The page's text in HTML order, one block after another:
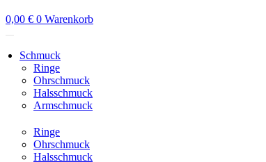
0,00 € 0 Warenkorb
Schmuck
Ringe
Ohrschmuck
Halsschmuck
Armschmuck
Ringe
Ohrschmuck
Halsschmuck